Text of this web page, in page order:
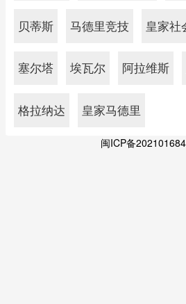
贝蒂斯 马德里竞技 皇家社
塞尔塔 埃瓦尔 阿拉维斯
格拉纳达 皇家马德里
闽ICP备